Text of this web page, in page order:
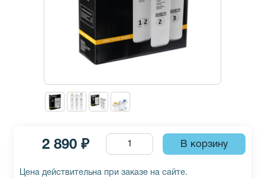
2 890 ₽
Цена действительна при заказе на сайте.